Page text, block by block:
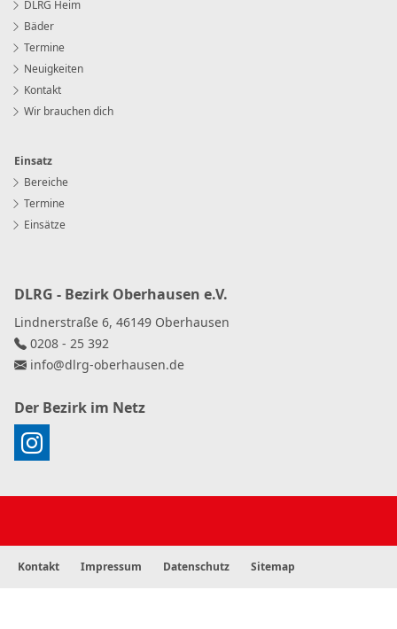
DLRG Heim
Bäder
Termine
Neuigkeiten
Kontakt
Wir brauchen dich
Einsatz
Bereiche
Termine
Einsätze
DLRG - Bezirk Oberhausen e.V.
Lindnerstraße 6, 46149 Oberhausen
0208 - 25 392
info@dlrg-oberhausen.de
Der Bezirk im Netz
Kontakt Impressum Datenschutz Sitemap